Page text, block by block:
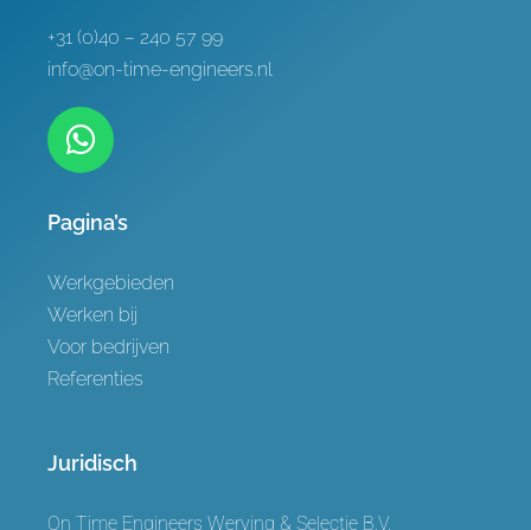
+31 (0)40 – 240 57 99
info@on-time-engineers.nl
Pagina’s
Werkgebieden
Werken bij
Voor bedrijven
Referenties
Juridisch
On Time Engineers Werving & Selectie B.V.